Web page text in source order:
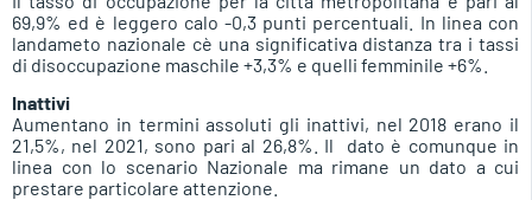
69,9% ed è leggero calo -0,3 punti percentuali. In linea con
landameto nazionale cè una significativa distanza tra i tassi
di disoccupazione maschile +3,3% e quelli femminile +6%.
Inattivi
Aumentano in termini assoluti gli inattivi, nel 2018 erano il
21,5%, nel 2021, sono pari al 26,8%. Il dato è comunque in
linea con lo scenario Nazionale ma rimane un dato a cui
prestare particolare attenzione.